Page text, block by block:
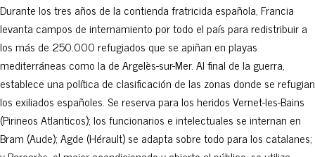
Durante los tres años de la contienda fratricida española, Francia
levanta campos de internamiento por todo el país para redistribuir a
los más de 250.000 refugiados que se apiñan en playas
mediterráneas como la de Argelès-sur-Mer. Al final de la guerra,
establece una política de clasificación de las zonas donde se refugian
los exiliados españoles. Se reserva para los heridos Vernet-les-Bains
(Pirineos Atlanticos); los funcionarios e intelectuales se internan en
Bram (Aude); Agde (Hérault) se adapta sobre todo para los catalanes;